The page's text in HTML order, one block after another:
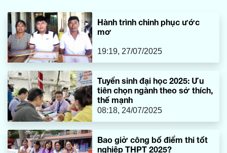
bà Dương Thị Hải Yến, Chủ tịch Hội Khuyến học tỉnh
Quảng Trị để ghi lại cảm nhận của người trong cuộc.
Hành trình chinh phục ước
mơ
19:19, 27/07/2025
Tuyển sinh đại học 2025: Ưu
tiên chọn ngành theo sở thích,
thế mạnh
08:18, 24/07/2025
Bao giờ công bố điểm thi tốt
nghiệp THPT 2025?